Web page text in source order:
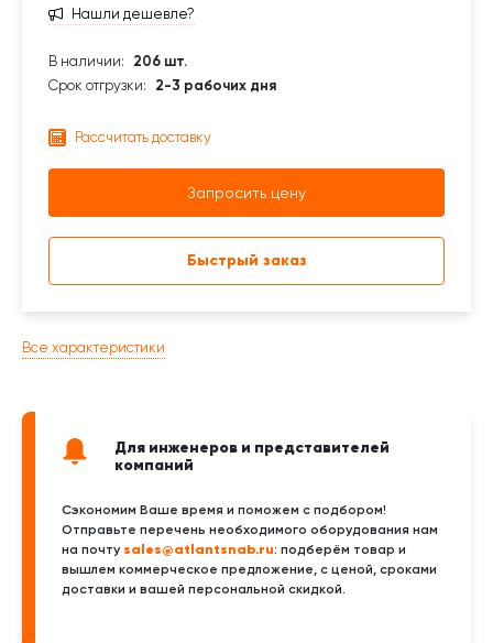
Все характеристики
Для инженеров и представителей
компаний
Сэкономим Ваше время и поможем с подбором!
Отправьте перечень необходимого оборудования нам
на почту sales@atlantsnab.ru: подберём товар и
вышлем коммерческое предложение, с ценой, сроками
доставки и вашей персональной скидкой.
Нашли дешевле?
В наличии:
206 шт.
Срок отгрузки:
2-3 рабочих дня
Рассчитать доставку
Запросить цену
Быстрый заказ